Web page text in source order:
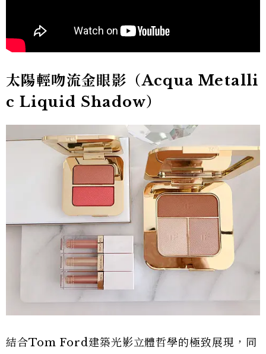
太陽輕吻流金眼影 （Acqua Metalli
c Liquid Shadow）
結合Tom Ford建築光影立體哲學的極致展現，同